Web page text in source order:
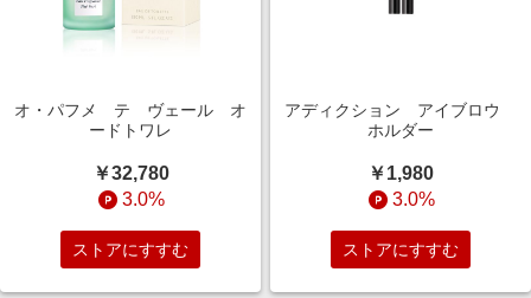
オ・パフメ テ ヴェール オ
ードトワレ
￥32,780
3.0%
ストアにすすむ
アディクション アイブロウ
ホルダー
￥1,980
3.0%
ストアにすすむ